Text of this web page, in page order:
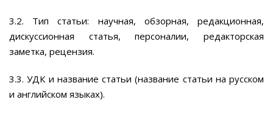
3.2. Тип статьи: научная, обзорная, редакционная,
дискуссионная статья, персоналии, редакторская
заметка, рецензия.
3.3. УДК и название статьи (название статьи на русском
и английском языках).